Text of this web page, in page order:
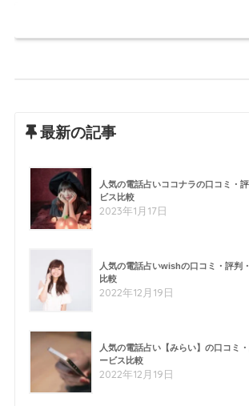
最新の記事
人気の電話占いココナラの口コミ・
ビス比較
2023年1月17日
人気の電話占いwishの口コミ・評判
比較
2022年12月19日
人気の電話占い【みらい】の口コミ
ービス比較
2022年12月19日